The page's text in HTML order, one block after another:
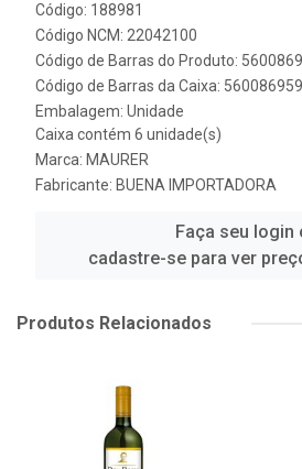
Código: 188981
Código NCM: 22042100
Código de Barras do Produto:
Código de Barras da Caixa:
Embalagem: Unidade
Caixa contém 6 unidade(s)
Marca: MAURER
Fabricante: BUENA IMPORTADORA
Faça seu login
cadastre-se para ver
Produtos Relacionados